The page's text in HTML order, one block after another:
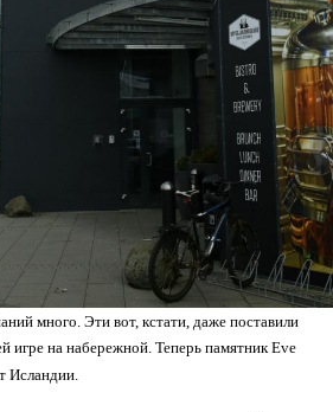
много. Эти вот, кстати, даже поставили
игре на набережной. Теперь памятник Eve
Исландии.